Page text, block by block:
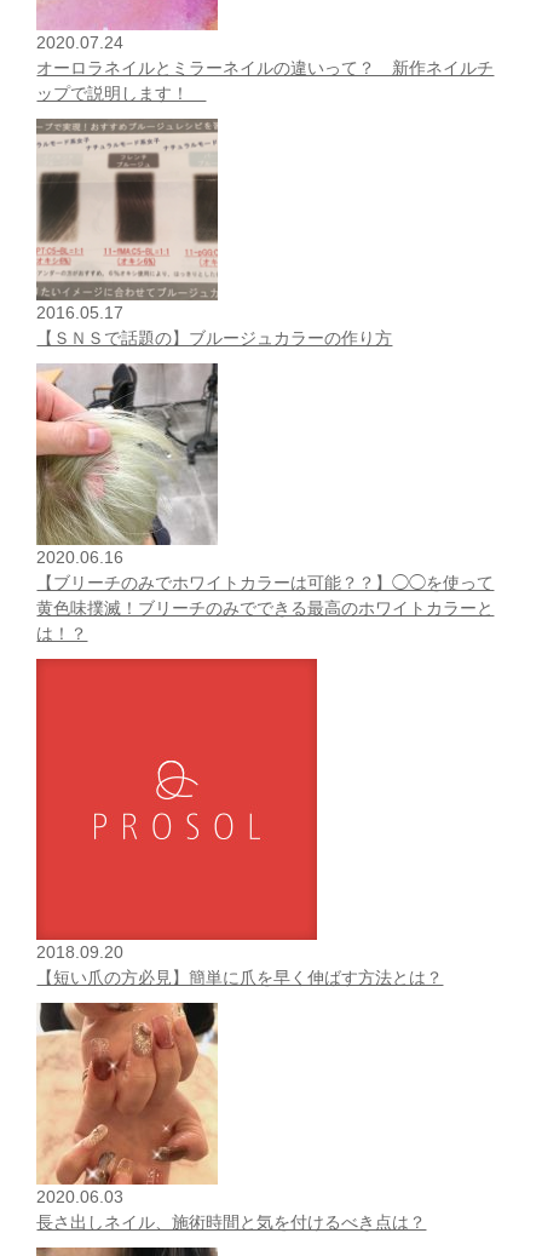
2020.07.24
オーロラネイルとミラーネイルの違いって？ 新作ネイルチ
ップで説明します！
2016.05.17
【ＳＮＳで話題の】ブルージュカラーの作り方
2020.06.16
【ブリーチのみでホワイトカラーは可能？？】◯◯を使って
黄色味撲滅！ブリーチのみでできる最高のホワイトカラーと
は！？
2018.09.20
【短い爪の方必見】簡単に爪を早く伸ばす方法とは？
2020.06.03
長さ出しネイル、施術時間と気を付けるべき点は？